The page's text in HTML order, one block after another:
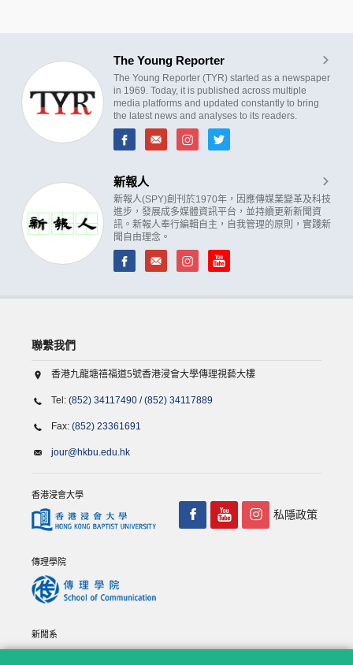
The Young Reporter
The Young Reporter (TYR) started as a newspaper
in 1969. Today, it is published across multiple
media platforms and updated constantly to bring
the latest news and analyses to its readers.
新報人
新報人(SPY)創刊於1970年，因應傳媒業變革及科技
進步，發展成多媒體資訊平台，並持續更新新聞資
訊。新報人奉行編輯自主，自我管理的原則，實踐新
聞自由理念。
聯繫我們
香港九龍塘禧福道5號香港浸會大學傳理視藝大樓
Tel: (852) 34117490 /(852) 34117889
Fax: (852) 23361691
jour@hkbu.edu.hk
香港浸會大學
傳理學院
新聞系
私隱政策